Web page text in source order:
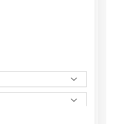
BATOH VICTORINOX WERKS
TRAVELER 7.0 COMPACT